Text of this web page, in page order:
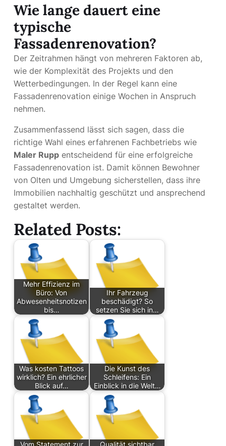
Wie lange dauert eine
typische
Fassadenrenovation?
Der Zeitrahmen hängt von mehreren Faktoren ab,
wie der Komplexität des Projekts und den
Wetterbedingungen. In der Regel kann eine
Fassadenrenovation einige Wochen in Anspruch
nehmen.
Zusammenfassend lässt sich sagen, dass die
richtige Wahl eines erfahrenen Fachbetriebs wie
Maler Rupp entscheidend für eine erfolgreiche
Fassadenrenovation ist. Damit können Bewohner
von Olten und Umgebung sicherstellen, dass ihre
Immobilien nachhaltig geschützt und ansprechend
gestaltet werden.
Related Posts:
Mehr Effizienz im
Büro: Von
Abwesenheitsnotizen
bis…
Ihr Fahrzeug
beschädigt? So
setzen Sie sich in…
Was kosten Tattoos
wirklich? Ein ehrlicher
Blick auf…
Die Kunst des
Schleifens: Ein
Einblick in die Welt…
Vom Statement zur Qualität sichtbar